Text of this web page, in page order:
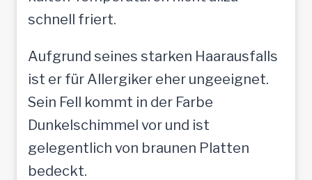
schnell friert.
Aufgrund seines starken Haarausfalls
ist er für Allergiker eher ungeeignet.
Sein Fell kommt in der Farbe
Dunkelschimmel vor und ist
gelegentlich von braunen Platten
bedeckt.